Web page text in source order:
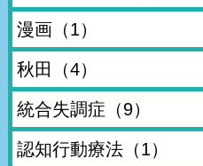
漫画（1）
秋田 （4）
統合失調症 （9）
認知行動療法（1）